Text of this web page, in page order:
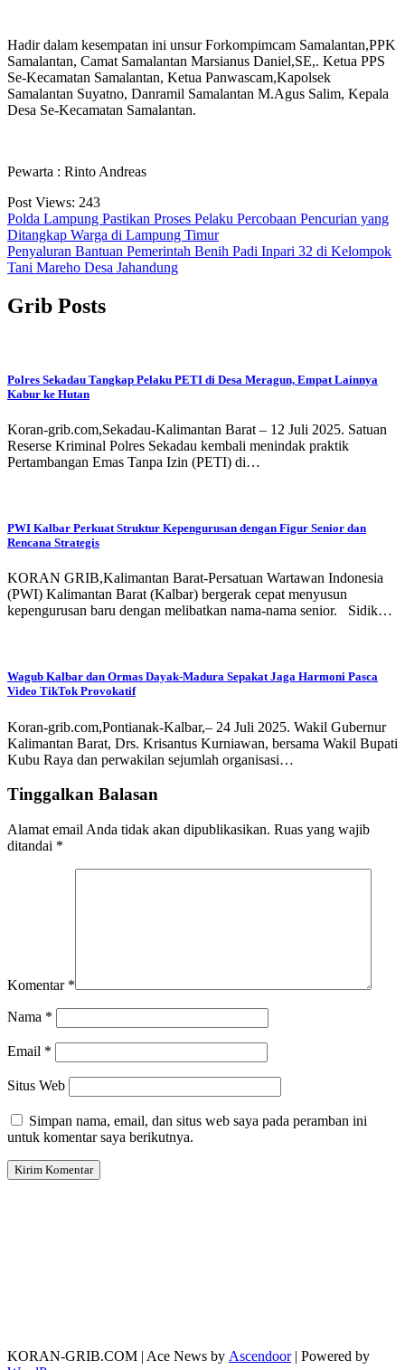
Hadir dalam kesempatan ini unsur Forkompimcam Samalantan,PPK
Samalantan, Camat Samalantan Marsianus Daniel,SE,. Ketua PPS
Se-Kecamatan Samalantan, Ketua Panwascam,Kapolsek
Samalantan Suyatno, Danramil Samalantan M.Agus Salim, Kepala
Desa Se-Kecamatan Samalantan.
Pewarta : Rinto Andreas
Post Views: 243
Navigasi
pos
Polda Lampung Pastikan Proses Pelaku Percobaan Pencurian yang
Ditangkap Warga di Lampung Timur
Penyaluran Bantuan Pemerintah Benih Padi Inpari 32 di Kelompok
Tani Mareho Desa Jahandung
Grib Posts
Polres Sekadau Tangkap Pelaku PETI di Desa Meragun, Empat Lainnya
Kabur ke Hutan
Koran-grib.com,Sekadau-Kalimantan Barat – 12 Juli 2025. Satuan
Reserse Kriminal Polres Sekadau kembali menindak praktik
Pertambangan Emas Tanpa Izin (PETI) di…
PWI Kalbar Perkuat Struktur Kepengurusan dengan Figur Senior dan
Rencana Strategis
KORAN GRIB,Kalimantan Barat-Persatuan Wartawan Indonesia
(PWI) Kalimantan Barat (Kalbar) bergerak cepat menyusun
kepengurusan baru dengan melibatkan nama-nama senior. Sidik…
Wagub Kalbar dan Ormas Dayak-Madura Sepakat Jaga Harmoni Pasca
Video TikTok Provokatif
Koran-grib.com,Pontianak-Kalbar,– 24 Juli 2025. Wakil Gubernur
Kalimantan Barat, Drs. Krisantus Kurniawan, bersama Wakil Bupati
Kubu Raya dan perwakilan sejumlah organisasi…
Tinggalkan Balasan
Alamat email Anda tidak akan dipublikasikan. Ruas yang wajib
ditandai *
Komentar *
Nama *
Email *
Situs Web
Simpan nama, email, dan situs web saya pada peramban ini
untuk komentar saya berikutnya.
KORAN-GRIB.COM | Ace News by Ascendoor| Powered by